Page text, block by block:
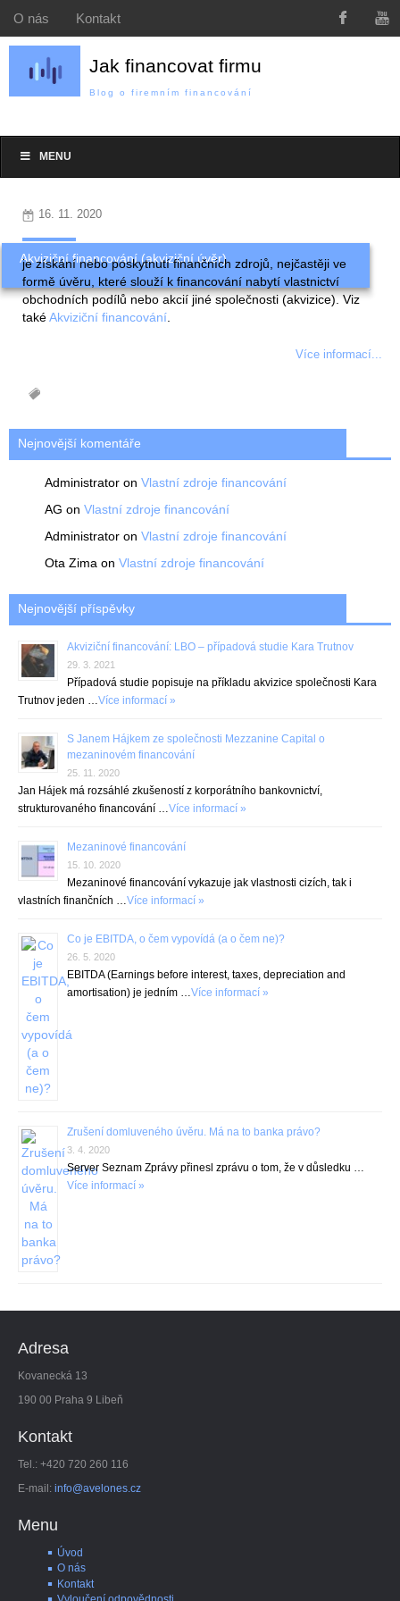
O nás Kontakt
Jak financovat firmu
Blog o firemním financování
MENU
Akviziční financování (akviziční úvěr)
16. 11. 2020
je získání nebo poskytnutí finančních zdrojů, nejčastěji ve
formě úvěru, které slouží k financování nabytí vlastnictví
obchodních podílů nebo akcií jiné společnosti (akvizice). Viz
takéAkviziční financování
Více informací...
Nejnovější komentáře
Administrator on Vlastní zdroje financování
AG on Vlastní zdroje financování
Administrator on Vlastní zdroje financování
Ota Zima on Vlastní zdroje financování
Nejnovější příspěvky
Akviziční financování: LBO – případová studie Kara Trutnov
29. 3. 2021
Případová studie popisuje na příkladu akvizice společnosti Kara
Trutnov jeden …Více informací »
S Janem Hájkem ze společnosti Mezzanine Capital o
mezaninovém financování
25. 11. 2020
Jan Hájek má rozsáhlé zkušeností z korporátního bankovnictví,
strukturovaného financování …Více informací »
Mezaninové financování
15. 10. 2020
Mezaninové financování vykazuje jak vlastnosti cizích, tak i
vlastních finančních …Více informací »
Co je EBITDA, o čem vypovídá (a o čem ne)?
26. 5. 2020
EBITDA (Earnings before interest, taxes, depreciation and
amortisation) je jedním …Více informací »
Zrušení domluveného úvěru. Má na to banka právo?
3. 4. 2020
Server Seznam Zprávy přinesl zprávu o tom, že v důsledku …
Více informací »
Adresa
Kovanecká 13
190 00 Praha 9 Libeň
Kontakt
Tel.: +420 720 260 116
E-mail: info@avelones.cz
Menu
Úvod
O nás
Kontakt